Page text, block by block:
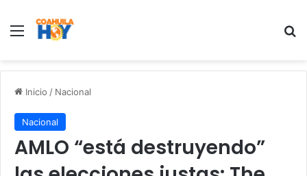
Menu
Inicio / Nacional
Nacional
AMLO “está destruyendo”